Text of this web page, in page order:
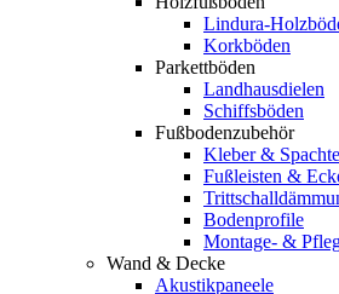
Lindura-
Korkböden
Parkettböden
Landhausdielen
Schiffsböden
Fußbodenzubehör
Kleber &
Fußleisten &
Bodenprofile
Montage- &
Wand & Decke
Akustikpaneele